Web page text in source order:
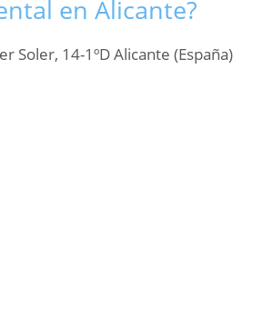
en Alicante?
Soler, 14-1ºD Alicante (España)